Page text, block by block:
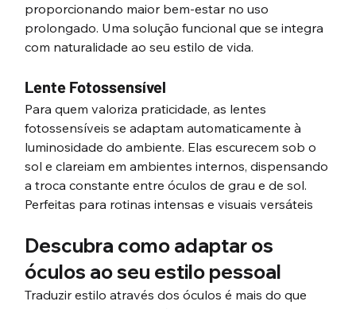
proporcionando maior bem-estar no uso
prolongado. Uma solução funcional que se integra
com naturalidade ao seu estilo de vida.
Lente Fotossensível
Para quem valoriza praticidade, as lentes
fotossensíveis se adaptam automaticamente à
luminosidade do ambiente. Elas escurecem sob o
sol e clareiam em ambientes internos, dispensando
a troca constante entre óculos de grau e de sol.
Perfeitas para rotinas intensas e visuais versáteis
Descubra como adaptar os
óculos ao seu estilo pessoal
Traduzir estilo através dos óculos é mais do que